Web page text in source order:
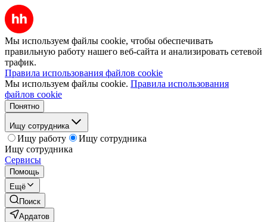
Мы используем файлы cookie, чтобы обеспечивать
правильную работу нашего веб-сайта и анализировать сетевой
трафик.
Правила использования файлов cookie
Мы используем файлы cookie. Правила использования
файлов cookie
Понятно
Ищу сотрудника
Ищу работу
Ищу сотрудника
Ищу сотрудника
Сервисы
Помощь
Ещё
Поиск
Ардатов